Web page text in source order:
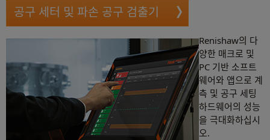
공구 세터 및 파손 공구 검출기
Renishaw의 다
양한 매크로 및
PC 기반 소프트
웨어와 앱으로 계
측 및 공구 세팅
하드웨어의 성능
을 극대화하십시
오.